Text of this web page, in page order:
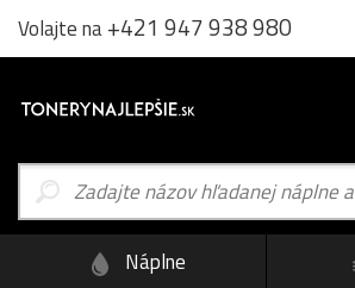
Volajte na+421 947 938 980
Náplne